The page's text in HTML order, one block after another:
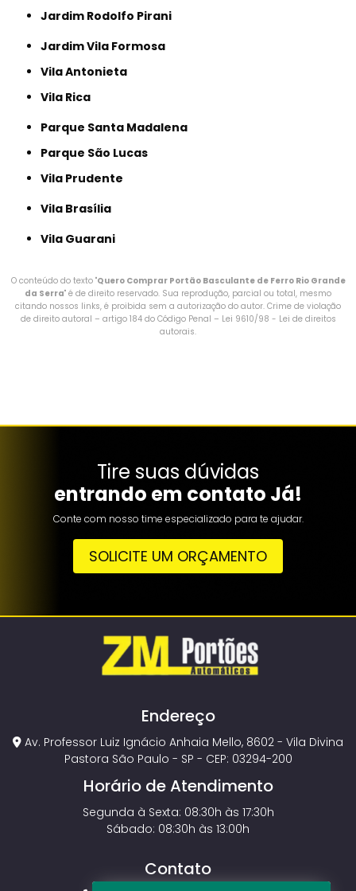
Jardim Rodolfo Pirani
Jardim Vila Formosa
Vila Antonieta
Vila Rica
Parque Santa Madalena
Parque São Lucas
Vila Prudente
Vila Brasília
Vila Guarani
O conteúdo do texto "Quero Comprar Portão Basculante de Ferro Rio Grande
da Serra" é de direito reservado. Sua reprodução, parcial ou total, mesmo
citando nossos links, é proibida sem a autorização do autor. Crime de violação
de direito autoral – artigo 184 do Código Penal – Lei 9610/98 - Lei de direitos
autorais.
Tire suas dúvidas
entrando em contato Já!
Conte com nosso time especializado para te ajudar.
SOLICITE UM ORÇAMENTO
Endereço
Av. Professor Luiz Ignácio Anhaia Mello, 8602 - Vila Divina
Pastora São Paulo - SP - CEP: 03294-200
Horário de Atendimento
Segunda à Sexta: 08:30h às 17:30h
Sábado: 08:30h às 13:00h
Contato